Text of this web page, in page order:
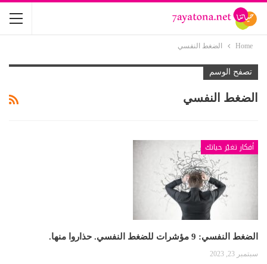
Home الضغط النفسي
تصفح الوسم
الضغط النفسي
أفكار تغيّر حياتك
الضغط النفسي: 9 مؤشرات للضغط النفسي. حذاروا منها.
سبتمبر 23, 2023